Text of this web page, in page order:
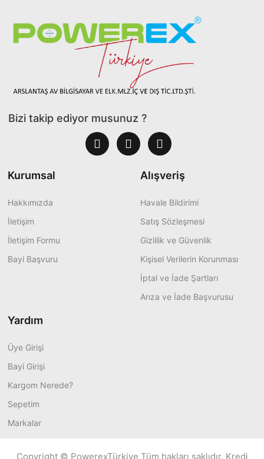
Bizi takip ediyor musunuz ?
Kurumsal
Hakkımızda
İletişim
İletişim Formu
Bayi Başvuru
Alışveriş
Havale Bildirimi
Satış Sözleşmesi
Gizlilik ve Güvenlik
Kişisel Verilerin Korunması
İptal ve İade Şartları
Arıza ve İade Başvurusu
Yardım
Üye Girişi
Bayi Girişi
Kargom Nerede?
Sepetim
Markalar
Copyright © PowerexTürkiye Tüm hakları saklıdır. Kredi